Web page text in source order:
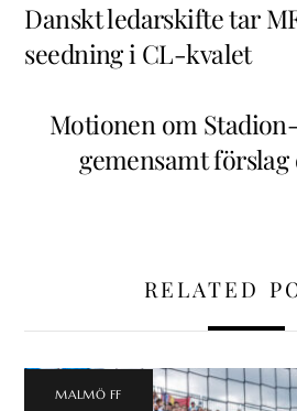
Danskt ledarskifte tar
seedning i CL-kvalet
Motionen om
gemensamt
RELATED
MALMÖ FF